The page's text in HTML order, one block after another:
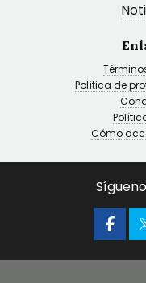
Política de
Cómo